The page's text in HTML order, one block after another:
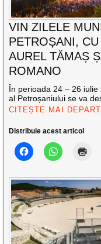
VIN ZILELE
PETROȘANI,
AUREL TĂMAȘ
ROMANO
În perioada 24 – 26
al Petroșaniului se va
CITEȘTE MAI
Distribuie acest articol